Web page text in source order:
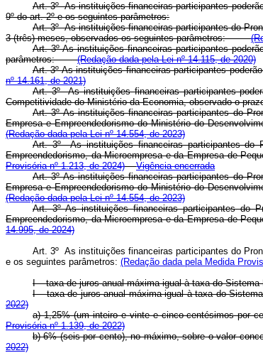
Art. 3º As instituições financeiras participantes
9º do art. 2º e os seguintes parâmetros:
Art. 3º As instituições financeiras participantes do
3 (três) meses, observados os seguintes parâmetros:
Art. 3º As instituições financeiras participantes
parâmetros:(Redação dada pela Lei nº 14.115, de 2020)
Art. 3º As instituições financeiras participantes
nº 14.161, de 2021)
Art. 3º As instituições financeiras participantes
Competitividade do Ministério da Economia, observado o
Art. 3º As instituições financeiras participantes do
Empresa e Empreendedorismo do Ministério do
(Redação dada pela Lei nº 14.554, de 2023)
Art. 3º As instituições financeiras participantes do
Empreendedorismo, da Microempresa e da Empresa de
Provisória nº 1.213, de 2024)
Vigência encerrada
Art. 3º As instituições financeiras participantes do
Empresa e Empreendedorismo do Ministério do
(Redação dada pela Lei nº 14.554, de 2023)
Art. 3º As instituições financeiras participantes do
Empreendedorismo, da Microempresa e da Empresa de
14.995, de 2024)
Art. 3º As instituições financeiras participantes do
e os seguintes parâmetros: (Redação dada pela Medida
I – taxa de juros anual máxima igual à taxa do
I – taxa de juros anual máxima igual à taxa do
2022)
a) 1,25% (um inteiro e vinte e cinco centésimos
Provisória nº 1.139, de 2022)
b) 6% (seis por cento), no máximo, sobre o valor
2022)